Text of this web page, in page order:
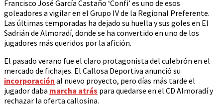
Francisco José García Castaño ‘Confi’ es uno de esos
goleadores a vigilar en el Grupo IV de la Regional Preferente.
Las últimas temporadas ha dejado su huella y sus goles en El
Sadrián de Almoradí, donde se ha convertido en uno de los
jugadores más queridos por la afición.
El pasado verano fue el claro protagonista del culebrón en el
mercado de fichajes. El Callosa Deportiva anunció su
incorporación al nuevo proyecto, pero días más tarde el
jugador daba marcha atrás para quedarse en el CD Almoradí y
rechazar la oferta callosina.